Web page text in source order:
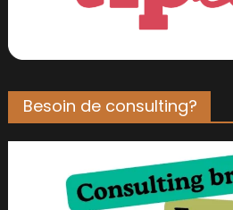
Besoin de consulting?